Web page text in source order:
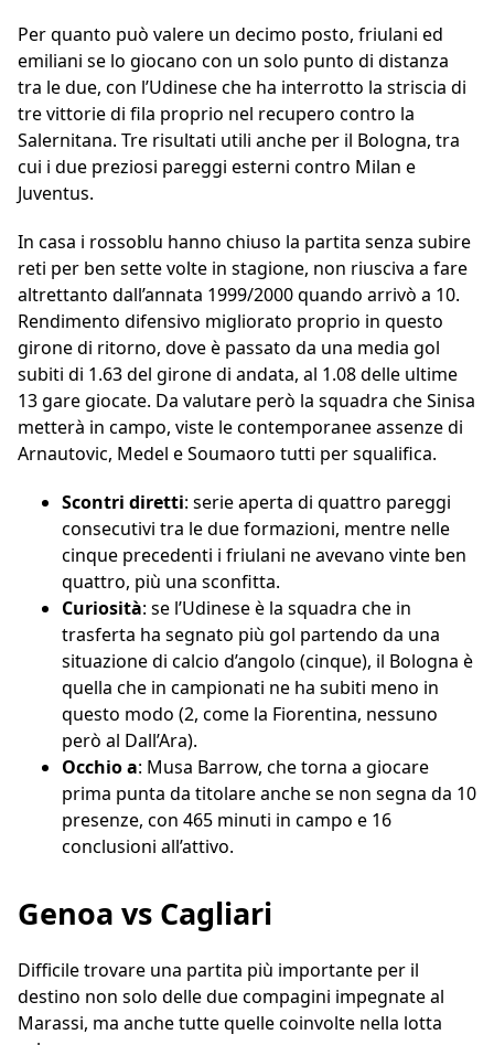
Per quanto può valere un decimo posto, friulani ed
emiliani se lo giocano con un solo punto di distanza
tra le due, con l’Udinese che ha interrotto la striscia di
tre vittorie di fila proprio nel recupero contro la
Salernitana. Tre risultati utili anche per il Bologna, tra
cui i due preziosi pareggi esterni contro Milan e
Juventus.
In casa i rossoblu hanno chiuso la partita senza subire
reti per ben sette volte in stagione, non riusciva a fare
altrettanto dall’annata 1999/2000 quando arrivò a 10.
Rendimento difensivo migliorato proprio in questo
girone di ritorno, dove è passato da una media gol
subiti di 1.63 del girone di andata, al 1.08 delle ultime
13 gare giocate. Da valutare però la squadra che Sinisa
metterà in campo, viste le contemporanee assenze di
Arnautovic, Medel e Soumaoro tutti per squalifica.
Scontri diretti: serie aperta di quattro pareggi
consecutivi tra le due formazioni, mentre nelle
cinque precedenti i friulani ne avevano vinte ben
quattro, più una sconfitta.
Curiosità: se l’Udinese è la squadra che in
trasferta ha segnato più gol partendo da una
situazione di calcio d’angolo (cinque), il Bologna è
quella che in campionati ne ha subiti meno in
questo modo (2, come la Fiorentina, nessuno
però al Dall’Ara).
Occhio a: Musa Barrow, che torna a giocare
prima punta da titolare anche se non segna da 10
presenze, con 465 minuti in campo e 16
conclusioni all’attivo.
Genoa vs Cagliari
Difficile trovare una partita più importante per il
destino non solo delle due compagini impegnate al
Marassi, ma anche tutte quelle coinvolte nella lotta